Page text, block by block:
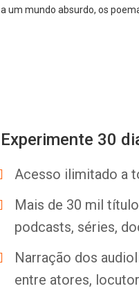
a um mundo absurdo, os
Experimente 30
Acesso ilimitado a
Mais de 30 mil
podcasts, séries,
Narração dos
entre atores,